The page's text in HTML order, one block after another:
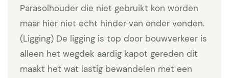
Eerste badkamer met ruime inloopdouche en meubel
met dubbele lavabo
Tweede badkamer met ruime inloopdouche en
meubel met enkele lavabo en wasmachine
Parasolhouder die niet gebruikt kon worden
maar hier niet echt hinder van onder vonden.
(Ligging) De ligging is top door bouwverkeer is
alleen het wegdek aardig kapot gereden dit
maakt het wat lastig bewandelen met een